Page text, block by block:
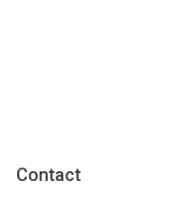
Contact